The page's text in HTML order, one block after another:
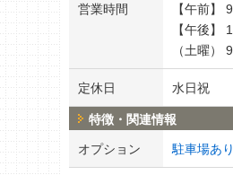
営業時間
【午前】
【午後】
（土曜）
定休日 水日祝
特徴・関連情報
オプション 駐車場あり